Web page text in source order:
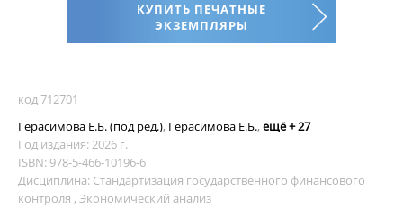
КУПИТЬ ПЕЧАТНЫЕ
ЭКЗЕМПЛЯРЫ
код 712701
Герасимова Е.Б. (под ред.), Герасимова Е.Б., ещё + 27
Год издания: 2026 г.
ISBN: 978-5-466-10196-6
Дисциплина: Стандартизация государственного финансового
контроля , Экономический анализ